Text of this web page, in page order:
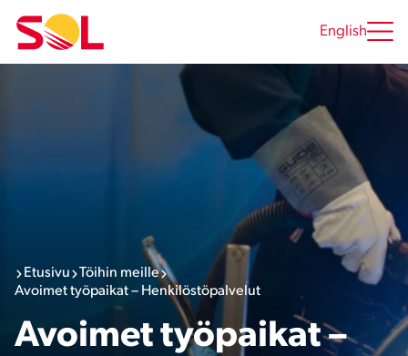
sisältöön
English
Etusivu
Töihin meille
Avoimet työpaikat – Henkilöstöpalvelut
Avoimet työpaikat –